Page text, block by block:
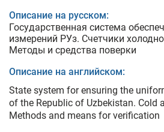
Описание на русском:
Государственная система
измерений РУз. Счетчики
Методы и средства поверки
Описание на английском:
State system for ensuring the
of the Republic of Uzbekistan. Cold
Methods and means for verification